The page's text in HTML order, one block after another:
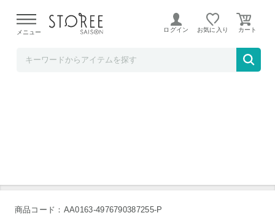
よる配送遅延が発生しております。
メニュー ログイン お気に入り
VISIONS クックウェア5PCSセット
商品コード：AA0163-4976790387255-P